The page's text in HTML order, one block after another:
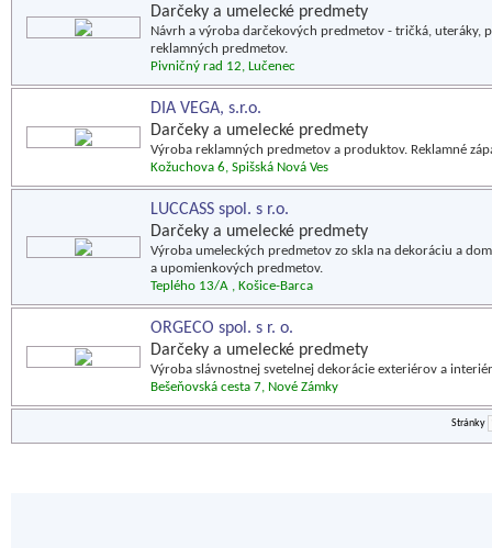
Darčeky a umelecké predmety
Návrh a výroba darčekových predmetov - tričká, uteráky,
reklamných predmetov.
Pivničný rad 12, Lučenec
DIA VEGA, s.r.o.
Darčeky a umelecké predmety
Výroba reklamných predmetov a produktov. Reklamné
Kožuchova 6, Spišská Nová Ves
LUCCASS spol. s r.o.
Darčeky a umelecké predmety
Výroba umeleckých predmetov zo skla na dekoráciu a
a upomienkových predmetov.
Teplého 13/A , Košice-Barca
ORGECO spol. s r. o.
Darčeky a umelecké predmety
Výroba slávnostnej svetelnej dekorácie exteriérov a
Bešeňovská cesta 7, Nové Zámky
Stránky